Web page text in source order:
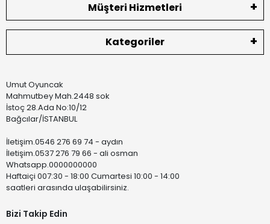
Müşteri Hizmetleri
Kategoriler
Umut Oyuncak
Mahmutbey Mah.2448 sok
İstoç 28.Ada No:10/12
Bağcılar/İSTANBUL
İletişim.0546 276 69 74 - aydın
İletişim.0537 276 79 66 - ali osman
Whatsapp.0000000000
Haftaiçi 007:30 - 18:00 Cumartesi 10:00 - 14:00
saatleri arasında ulaşabilirsiniz.
Bizi Takip Edin